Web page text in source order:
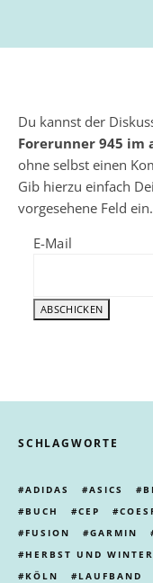
Du kannst der
Forerunner 945 im
ohne selbst einen
Gib hierzu einfach
vorgesehene Feld ein.
E-Mail
SCHLAGWORTE
ADIDAS ASICS
BUCH
CEP
FUSION
GARMIN
HERBST UND WINTER
KÖLN
LAUFBAND